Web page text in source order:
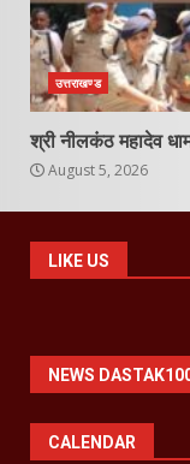
उत्तराखण्ड
श्री नीलकंठ महादेव
August 5, 2026
LIKE US
NEWS
CALENDAR